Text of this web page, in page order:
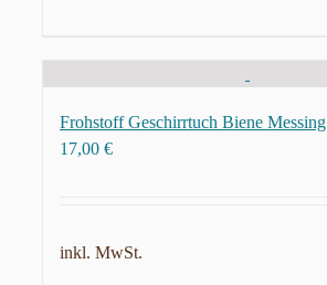
Frohstoff Geschirrtuch Biene Messing
17,00 €
inkl. MwSt.